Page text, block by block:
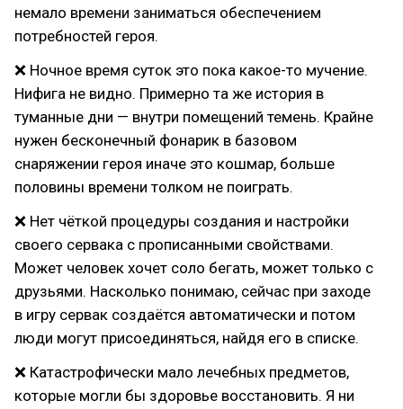
немало времени заниматься обеспечением
потребностей героя.
❌ Ночное время суток это пока какое-то мучение.
Нифига не видно. Примерно та же история в
туманные дни — внутри помещений темень. Крайне
нужен бесконечный фонарик в базовом
снаряжении героя иначе это кошмар, больше
половины времени толком не поиграть.
❌ Нет чёткой процедуры создания и настройки
своего сервака с прописанными свойствами.
Может человек хочет соло бегать, может только с
друзьями. Насколько понимаю, сейчас при заходе
в игру сервак создаётся автоматически и потом
люди могут присоединяться, найдя его в списке.
❌ Катастрофически мало лечебных предметов,
которые могли бы здоровье восстановить. Я ни